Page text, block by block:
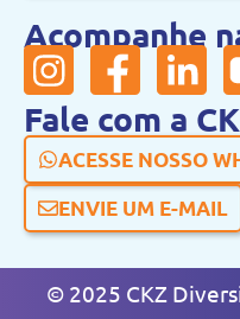
Acompanhe
Fale com a
ACESSE NOSSO
ENVIE UM E-MAIL
© 2025 CKZ